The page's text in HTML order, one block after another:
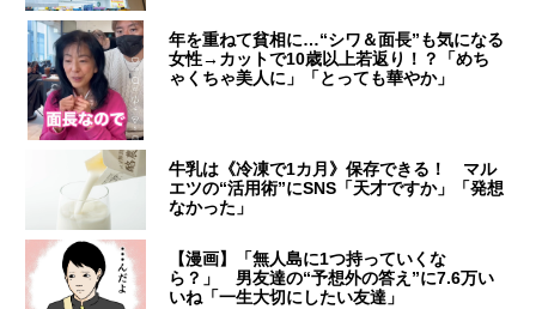
年を重ねて貧相に…“シワ＆面長”も気になる
女性→カットで10歳以上若返り！？「めち
ゃくちゃ美人に」「とっても華やか」
牛乳は《冷凍で1カ月》保存できる！ マル
エツの“活用術”にSNS「天才ですか」「発想
なかった」
【漫画】「無人島に1つ持っていくな
ら？」 男友達の“予想外の答え”に7.6万い
いね「一生大切にしたい友達」